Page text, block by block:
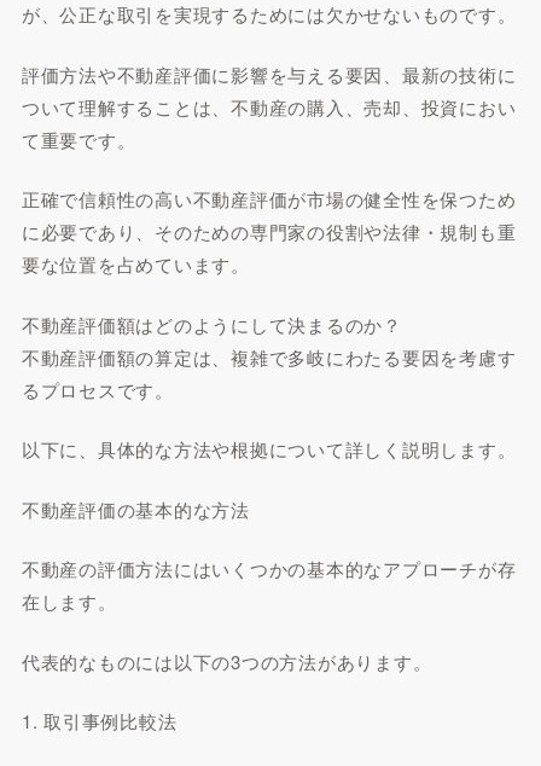
が、公正な取引を実現するためには欠かせないものです。
評価方法や不動産評価に影響を与える要因、最新の技術に
ついて理解することは、不動産の購入、売却、投資におい
て重要です。
正確で信頼性の高い不動産評価が市場の健全性を保つため
に必要であり、そのための専門家の役割や法律・規制も重
要な位置を占めています。
不動産評価額はどのようにして決まるのか？
不動産評価額の算定は、複雑で多岐にわたる要因を考慮す
るプロセスです。
以下に、具体的な方法や根拠について詳しく説明します。
不動産評価の基本的な方法
不動産の評価方法にはいくつかの基本的なアプローチが存
在します。
代表的なものには以下の3つの方法があります。
1. 取引事例比較法